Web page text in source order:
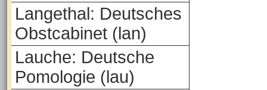
Langethal: Deutsches
Obstcabinet (lan)
Lauche: Deutsche
Pomologie (lau)